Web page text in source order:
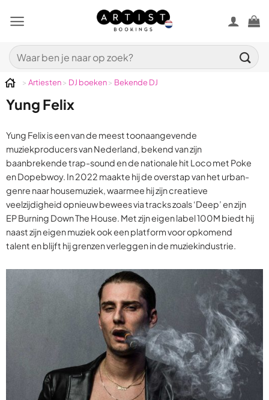
naar
Zoeken
naar:
> Artiesten> DJ boeken> Bekende DJ
Yung Felix
Yung Felix is een van de meest toonaangevende
muziekproducers van Nederland, bekend van zijn
baanbrekende trap-sound en de nationale hit Loco met Poke
en Dopebwoy. In 2022 maakte hij de overstap van het urban-
genre naar housemuziek, waarmee hij zijn creatieve
veelzijdigheid opnieuw bewees via tracks zoals ‘Deep’ en zijn
EP Burning Down The House. Met zijn eigen label 100M biedt hij
naast zijn eigen muziek ook een platform voor opkomend
talent en blijft hij grenzen verleggen in de muziekindustrie.